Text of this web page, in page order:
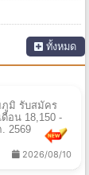
ทั้งหมด
ภูมิ รับสมัคร
อน 18,150 -
2569
2026/08/10